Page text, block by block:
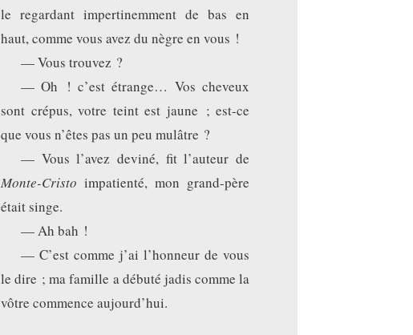
le regardant impertinemment de bas en
haut, comme vous avez du nègre en vous !
— Vous trouvez ?
— Oh ! c’est étrange… Vos cheveux
sont crépus, votre teint est jaune ; est-ce
que vous n’êtes pas un peu mulâtre ?
— Vous l’avez deviné, fit l’auteur de
Monte-Cristo impatienté, mon grand-père
était singe.
— Ah bah !
— C’est comme j’ai l’honneur de vous
le dire ; ma famille a débuté jadis comme la
vôtre commence aujourd’hui.